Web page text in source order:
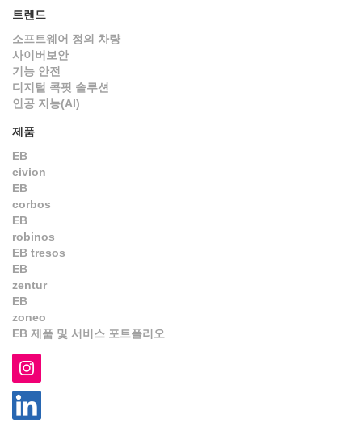
트렌드
소프트웨어 정의 차량
사이버보안
기능 안전
디지털 콕핏 솔루션
인공 지능(AI)
제품
EB
civion
EB
corbos
EB
robinos
EB tresos
EB
zentur
EB
zoneo
EB 제품 및 서비스 포트폴리오